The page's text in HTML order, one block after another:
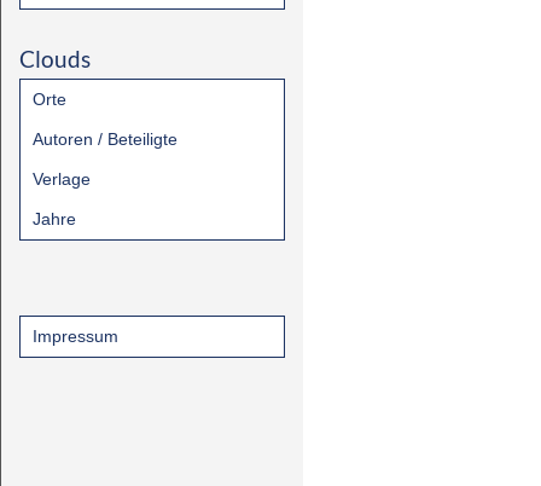
Clouds
Orte
Autoren / Beteiligte
Verlage
Jahre
Impressum